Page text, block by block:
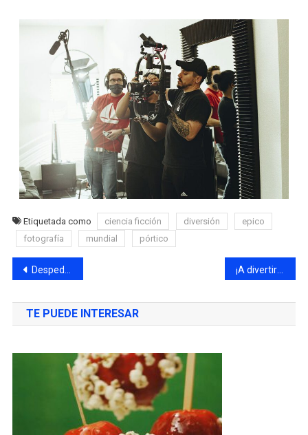
Etiquetada como ciencia ficción diversión
epico
fotografía
mundial pórtico
Despedimos junio a pleno, que el frío no te intimide ¡A divertirse!
TE PUEDE INTERESAR